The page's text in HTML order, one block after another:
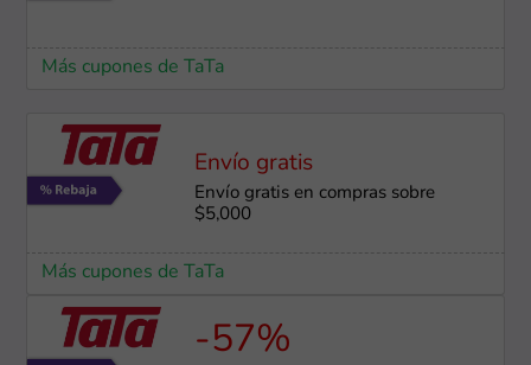
Más cupones de TaTa
Envío gratis
Envío gratis en compras sobre
$5,000
Más cupones de TaTa
-57%